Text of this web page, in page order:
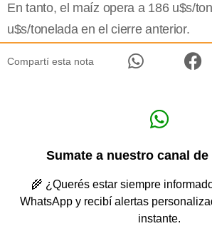
En tanto, el maíz opera a 186 u$s/
u$s/tonelada en el cierre anterior.
Compartí esta nota
Sumate a nuestro canal de
🌾 ¿Querés estar siempre
WhatsApp y recibí alertas
instante.